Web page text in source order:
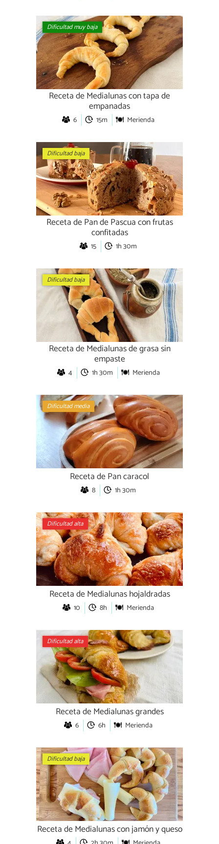
Dificultad muy baja
Receta de Medialunas con tapa de
empanadas
6 15m Merienda
Dificultad baja
Receta de Pan de Pascua con frutas
confitadas
15 1h 30m
Dificultad baja
Receta de Medialunas de grasa sin
empaste
4 1h 30m Merienda
Dificultad media
Receta de Pan caracol
8 1h 30m
Dificultad alta
Receta de Medialunas hojaldradas
10 8h Merienda
Dificultad alta
Receta de Medialunas grandes
6 6h Merienda
Dificultad baja
Receta de Medialunas con jamón y queso